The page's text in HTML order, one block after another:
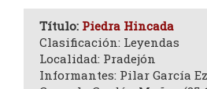
Título: Piedra Hincada
Clasificación: Leyendas
Localidad: Pradejón
Informantes: Pilar García